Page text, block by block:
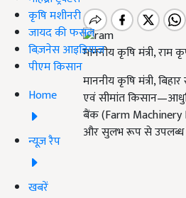
कृषि मशीनरी
जायद की फसल
बिज़नेस आइडियाज
पीएम किसान
Home
न्यूज़ रैप
खबरें
माननीय कृषि मंत्री, राम
माननीय कृषि मंत्री,
एवं सीमांत
बैंक (Farm Machinery
और सुलभ रूप से उपलब्ध